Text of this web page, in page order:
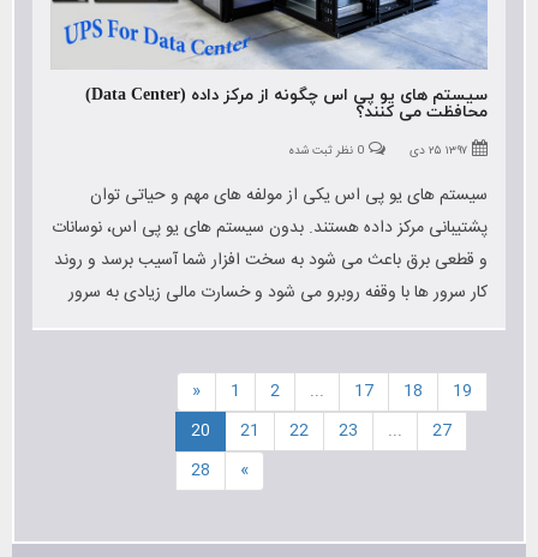
سیستم های یو پی اس چگونه از مرکز داده (Data Center)
محافظت می کنند؟
۱۳۹۷ ۲۵ دی 0 نظر ثبت شده
سیستم های یو پی اس یکی از مولفه های مهم و حیاتی توان
پشتیبانی مرکز داده هستند. بدون سیستم های یو پی اس، نوسانات
و قطعی برق باعث می شود به سخت افزار شما آسیب برسد و روند
کار سرور ها با وقفه روبرو می شود و خسارت مالی زیادی به سرور
ها وارد می شود.
« 1 2 ... 17 18
19
20
21 22 23 ...
27
28
»